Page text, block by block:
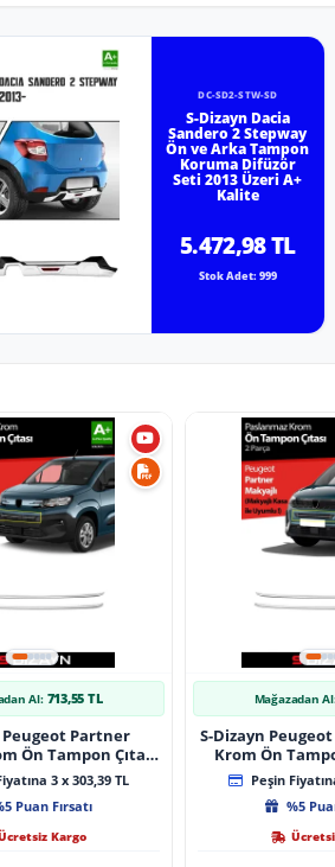
DC-SD2-STW-SD
S-Dizayn Dacia
Sandero 2 Stepway
Ön ve Arka Tampon
Koruma Difüzör
Seti 2013 Üzeri A+
Kalite
5.472,98 TL
Stok Adet: 999
Al: 713,55 TL
Peugeot Partner
Ön Tampon Çıtası
Üzeri A+ Kalite
3 x 303,39 TL
Puan Fırsatı
Kargo
Mağazadan
S-Dizayn
Krom Ön
2024 Üzeri
Peşin
%5